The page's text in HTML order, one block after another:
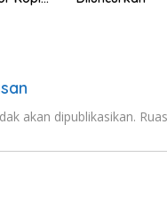
akan dipublikasikan.